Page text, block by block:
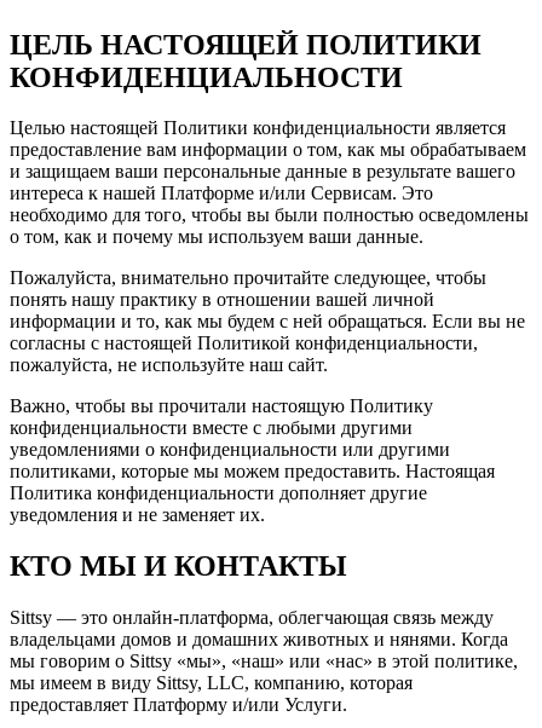
ЦЕЛЬ НАСТОЯЩЕЙ ПОЛИТИКИ
КОНФИДЕНЦИАЛЬНОСТИ
Целью настоящей Политики конфиденциальности является
предоставление вам информации о том, как мы обрабатываем
и защищаем ваши персональные данные в результате вашего
интереса к нашей Платформе и/или Сервисам. Это
необходимо для того, чтобы вы были полностью осведомлены
о том, как и почему мы используем ваши данные.
Пожалуйста, внимательно прочитайте следующее, чтобы
понять нашу практику в отношении вашей личной
информации и то, как мы будем с ней обращаться. Если вы не
согласны с настоящей Политикой конфиденциальности,
пожалуйста, не используйте наш сайт.
Важно, чтобы вы прочитали настоящую Политику
конфиденциальности вместе с любыми другими
уведомлениями о конфиденциальности или другими
политиками, которые мы можем предоставить. Настоящая
Политика конфиденциальности дополняет другие
уведомления и не заменяет их.
КТО МЫ И КОНТАКТЫ
Sittsy — это онлайн-платформа, облегчающая связь между
владельцами домов и домашних животных и нянями. Когда
мы говорим о Sittsy «мы», «наш» или «нас» в этой политике,
мы имеем в виду Sittsy, LLC, компанию, которая
предоставляет Платформу и/или Услуги.